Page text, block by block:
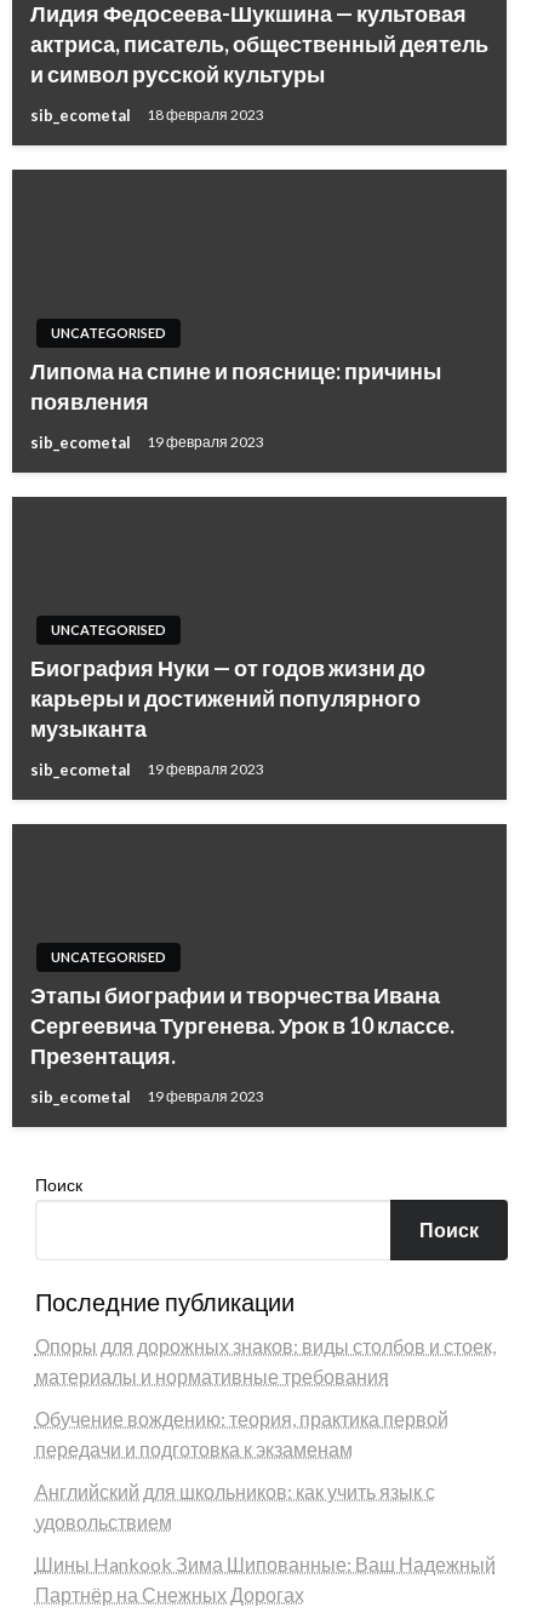
Лидия Федосеева-Шукшина — культовая
актриса, писатель, общественный деятель
и символ русской культуры
sib_ecometal 18 февраля 2023
UNCATEGORISED
Липома на спине и пояснице: причины
появления
sib_ecometal 19 февраля 2023
UNCATEGORISED
Биография Нуки — от годов жизни до
карьеры и достижений популярного
музыканта
sib_ecometal 19 февраля 2023
UNCATEGORISED
Этапы биографии и творчества Ивана
Сергеевича Тургенева. Урок в 10 классе.
Презентация.
sib_ecometal 19 февраля 2023
Поиск
Поиск
Последние публикации
Опоры для дорожных знаков: виды столбов и стоек,
материалы и нормативные требования
Обучение вождению: теория, практика первой
передачи и подготовка к экзаменам
Английский для школьников: как учить язык с
удовольствием
Шины Hankook Зима Шипованные: Ваш Надежный
Партнёр на Снежных Дорогах